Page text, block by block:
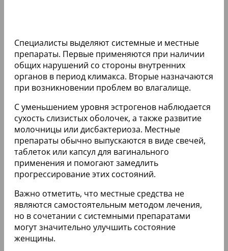
Специалисты выделяют системные и местные
препараты. Первые применяются при наличии
общих нарушений со стороны внутренних
органов в период климакса. Вторые назначаются
при возникновении проблем во влагалище.
С уменьшением уровня эстрогенов наблюдается
сухость слизистых оболочек, а также развитие
молочницы или дисбактериоза. Местные
препараты обычно выпускаются в виде свечей,
таблеток или капсул для вагинального
применения и помогают замедлить
прогрессирование этих состояний.
Важно отметить, что местные средства не
являются самостоятельным методом лечения,
но в сочетании с системными препаратами
могут значительно улучшить состояние
женщины.